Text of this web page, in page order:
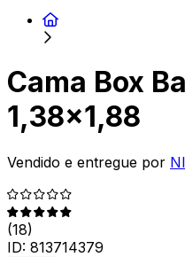
Cama Box
1,38x1,88
Vendido e entregue por
(18)
ID: 813714379